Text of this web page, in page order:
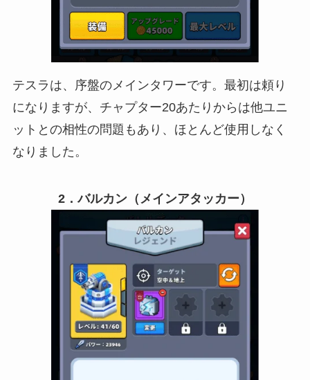
テスラは、序盤のメインタワーです。最初は頼り
になりますが、チャプター20あたりからは他ユニ
ットとの相性の問題もあり、ほとんど使用しなく
なりました。
2．バルカン（メインアタッカー）